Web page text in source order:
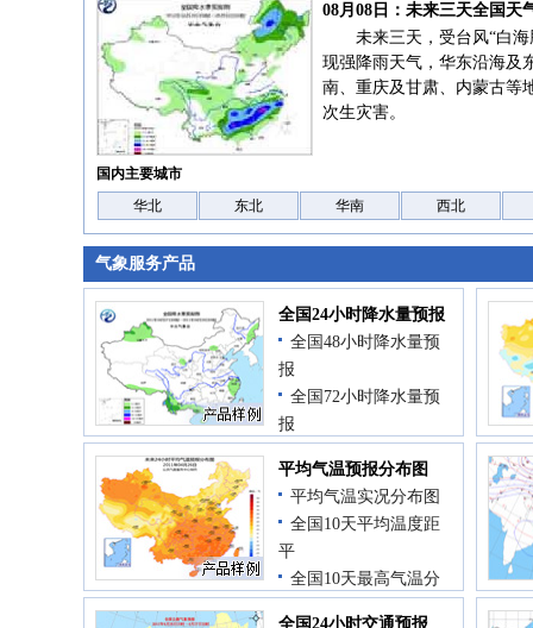
08月08日：未来三天全国天
未来三天，受台风“白
现强降雨天气，华东沿海及
南、重庆及甘肃、内蒙古等
次生灾害。
国内主要城市
华北
东北 华南 西北
气象服务产品
全国24小时降水量预报
全国48小时降水量预
报
全国72小时降水量预
报
况
全国10天降水距平
平均气温预报分布图
平均气温实况分布图
全国10天平均温度距
平
全国10天最高气温分
全国24小时交通预报